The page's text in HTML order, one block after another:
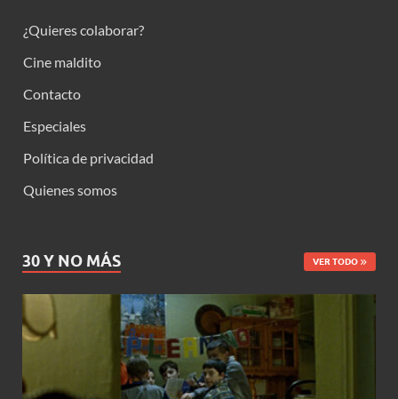
¿Quieres colaborar?
Cine maldito
Contacto
Especiales
Política de privacidad
Quienes somos
30 Y NO MÁS VER TODO